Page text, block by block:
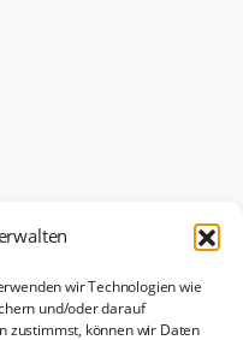
wir Technologien wie
und/oder darauf
zustimmst, können wir Daten